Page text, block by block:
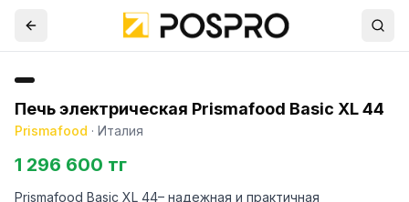
Печь электрическая Prismafood Basic XL 44
Prismafood · Италия
1 296 600 тг
Prismafood Basic XL 44– надежная и практичная